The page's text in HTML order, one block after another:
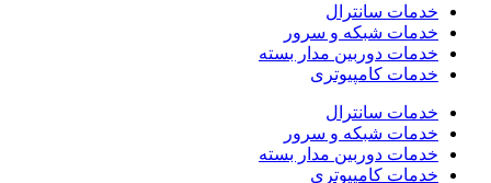
خدمات سانترال
خدمات شبکه و سرور
خدمات دوربین مدار بسته
خدمات کامپیوتری
خدمات سانترال
خدمات شبکه و سرور
خدمات دوربین مدار بسته
خدمات کامپیوتری